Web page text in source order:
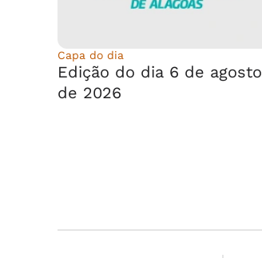
Capa do dia
Edição do dia 6 de agosto
de 2026